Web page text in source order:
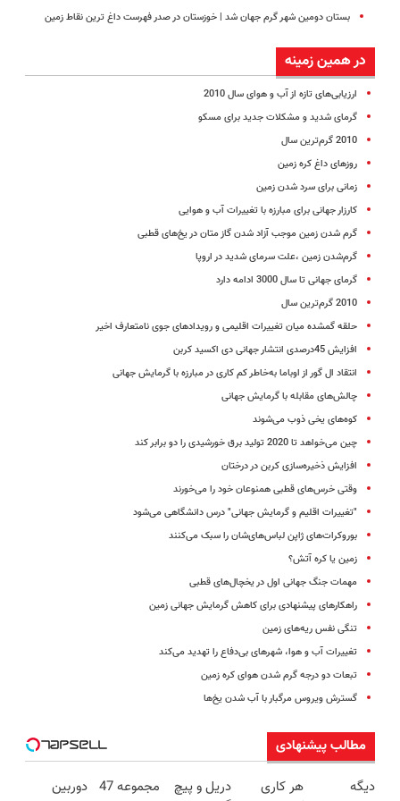
بستان دومین شهر گرم جهان شد | خوزستان در صدر فهرست داغ‌ ترین نقاط زمین
در همین زمینه
ارزیابی‌های تازه از آب و هوای سال 2010
گرمای شدید و مشکلات جدید برای مسکو
2010 گرم‌ترین سال
روزهای داغ کره زمین
زمانی برای سرد شدن زمین
کارزار جهانی برای مبارزه با تغییرات آب و هوایی
گرم شدن زمین موجب آزاد شدن گاز متان در یخ‌های قطبی
گرم‌شدن زمین ،علت سرمای شدید در اروپا
گرمای جهانی تا سال 3000 ادامه دارد
2010 گرم‌ترین سال
حلقه گمشده میان تغییرات اقلیمی و رویدادهای جوی نامتعارف اخیر
افزایش 45درصدی انتشار جهانی دی اکسید کربن
انتقاد ال گور از اوباما به‌خاطر کم کاری در مبارزه با گرمایش جهانی
چالش‌های مقابله با گرمایش جهانی
کوه‌های یخی ذوب می‌شوند
چین می‌خواهد تا 2020 تولید برق خورشیدی را دو برابر کند
افزایش ذخیره‌سازی‌ کربن در درختان
وقتی خرس‌های قطبی همنوعان خود را می‌خورند
"تغییرات اقلیم و گرمایش جهانی" درس دانشگاهی می‌شود
بوروکرات‌های ژاپن لباس‌های‌شان را سبک می‌کنند
زمین یا کره آتش؟
مهمات جنگ جهانی اول در یخچا‌ل‌های قطبی
راهکارهای پیشنهادی برای کاهش گرمایش جهانی زمین
تنگی نفس ریه‌های زمین
تغییرات آب و هوا، شهرهای بی‌دفاع را تهدید می‌کند
تبعات دو درجه گرم شدن هوای کره زمین
گسترش ویروس مرگبار با آب شدن یخ‌ها
مطالب پیشنهادی
دیگه
هر کاری
دریل و پیچ
مجموعه 47 دوربین